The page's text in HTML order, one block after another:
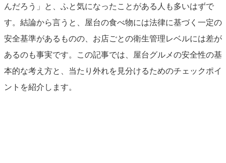
んだろう」と、ふと気になったことがある人も多いはずで
す。結論から言うと、屋台の食べ物には法律に基づく一定の
安全基準があるものの、お店ごとの衛生管理レベルには差が
あるのも事実です。この記事では、屋台グルメの安全性の基
本的な考え方と、当たり外れを見分けるためのチェックポイ
ントを紹介します。